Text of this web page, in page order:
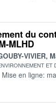
du
MLHD
VIVIER,
Mise en ligne: